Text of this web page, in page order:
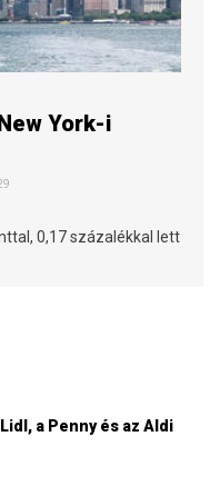
York-i
0,17 százalékkal lett
a Penny és az Aldi